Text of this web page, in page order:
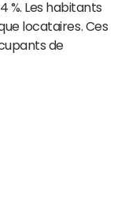
%. Les habitants
locataires. Ces
de